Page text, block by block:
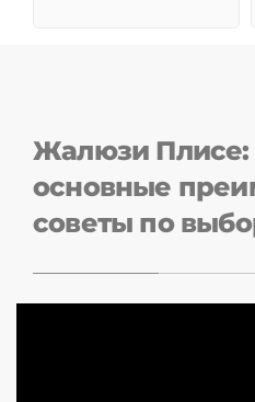
Жалюзи Плисе:
основные
советы по